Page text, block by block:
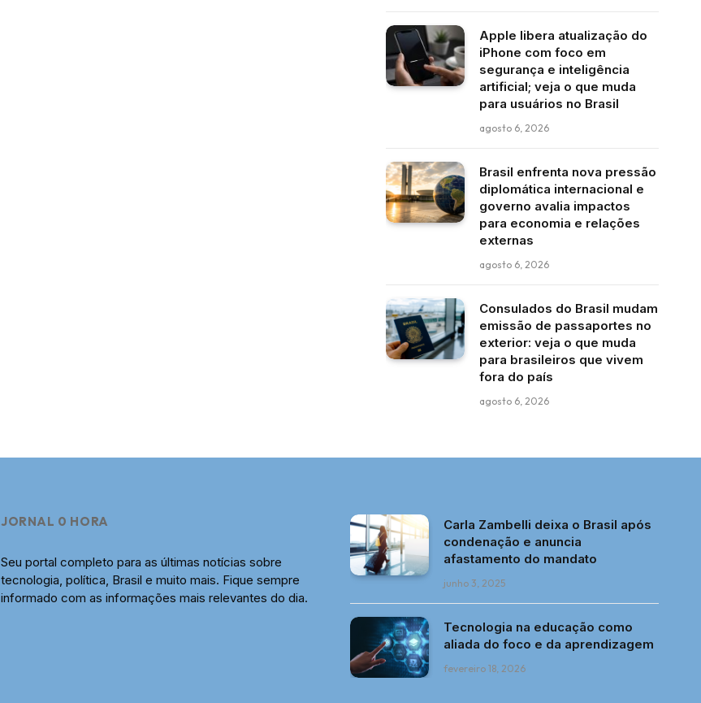
Apple libera atualização do
iPhone com foco em
segurança e inteligência
artificial; veja o que muda
para usuários no Brasil
agosto 6, 2026
Brasil enfrenta nova pressão
diplomática internacional e
governo avalia impactos
para economia e relações
externas
agosto 6, 2026
Consulados do Brasil mudam
emissão de passaportes no
exterior: veja o que muda
para brasileiros que vivem
fora do país
agosto 6, 2026
JORNAL 0 HORA
Seu portal completo para as últimas notícias sobre
tecnologia, política, Brasil e muito mais. Fique sempre
informado com as informações mais relevantes do dia.
Carla Zambelli deixa o Brasil após
condenação e anuncia
afastamento do mandato
junho 3, 2025
Tecnologia na educação como
aliada do foco e da aprendizagem
fevereiro 18, 2026